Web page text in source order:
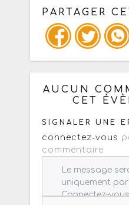
PARTAGER
Copiez les infos
: mail /
AUCUN
CET
SIGNALER UNE
connectez-vous
commentaire